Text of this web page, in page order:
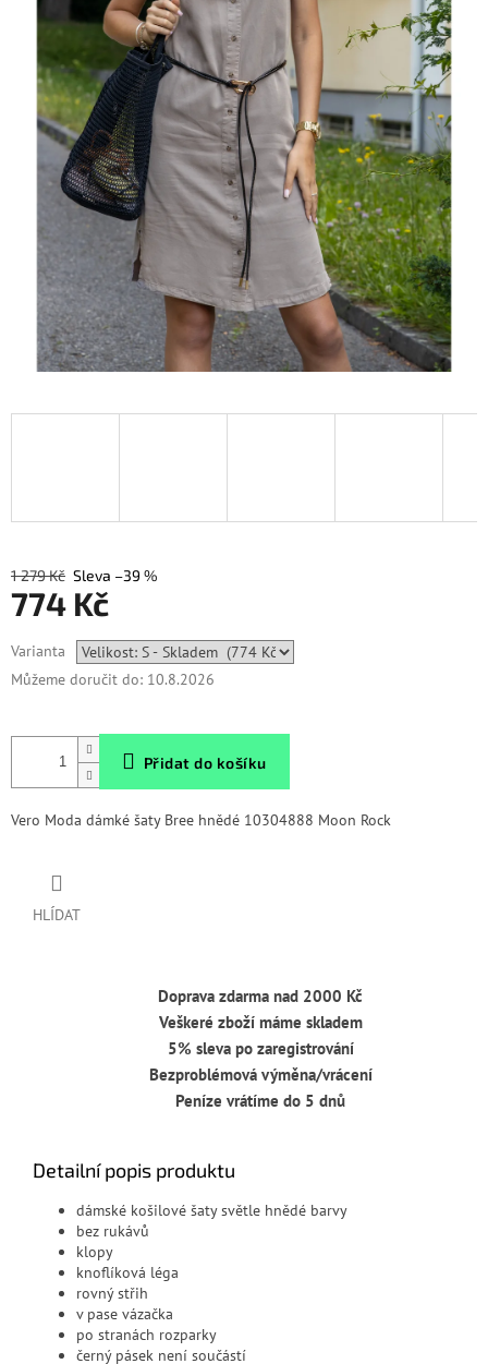
1 279 Kč –39 %
774 Kč
cena:
Varianta
Můžeme doručit do: 10.8.2026
Přidat do košíku
Vero Moda dámké šaty Bree hnědé 10304888 Moon Rock
HLÍDAT
Doprava zdarma nad 2000 Kč
Veškeré zboží máme skladem
5% sleva po zaregistrování
Bezproblémová výměna/vrácení
Peníze vrátíme do 5 dnů
Detailní popis produktu
dámské košilové šaty světle hnědé barvy
bez rukávů
klopy
knoflíková léga
rovný střih
v pase vázačka
po stranách rozparky
černý pásek není součástí